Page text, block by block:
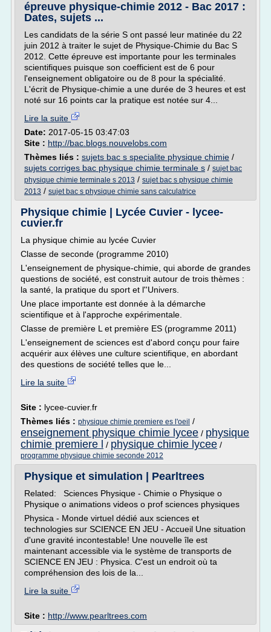
épreuve physique-chimie 2012 - Bac 2017 :
Dates, sujets ...
Les candidats de la série S ont passé leur matinée du 22
juin 2012 à traiter le sujet de Physique-Chimie du Bac S
2012. Cette épreuve est importante pour les terminales
scientifiques puisque son coefficient est de 6 pour
l'enseignement obligatoire ou de 8 pour la spécialité.
L'écrit de Physique-chimie a une durée de 3 heures et est
noté sur 16 points car la pratique est notée sur 4...
Lire la suite
Date: 2017-05-15 03:47:03
Site : http://bac.blogs.nouvelobs.com
Thèmes liés : sujets bac s specialite physique chimie /
sujets corriges bac physique chimie terminale s / sujet bac
physique chimie terminale s 2013 / sujet bac s physique chimie
2013 / sujet bac s physique chimie sans calculatrice
Physique chimie | Lycée Cuvier - lycee-
cuvier.fr
La physique chimie au lycée Cuvier
Classe de seconde (programme 2010)
L'enseignement de physique-chimie, qui aborde de grandes
questions de société, est construit autour de trois thèmes :
la santé, la pratique du sport et l''Univers.
Une place importante est donnée à la démarche
scientifique et à l'approche expérimentale.
Classe de première L et première ES (programme 2011)
L'enseignement de sciences est d'abord conçu pour faire
acquérir aux élèves une culture scientifique, en abordant
des questions de société telles que le...
Lire la suite
Site : lycee-cuvier.fr
Thèmes liés : physique chimie premiere es l'oeil /
enseignement physique chimie lycee / physique
chimie premiere l
/ physique chimie lycee /
programme physique chimie seconde 2012
Physique et simulation | Pearltrees
Related: Sciences Physique - Chimie o Physique o
Physique o animations videos o prof sciences physiques
Physica - Monde virtuel dédié aux sciences et
technologies sur SCIENCE EN JEU - Accueil Une situation
d'une gravité incontestable! Une nouvelle île est
maintenant accessible via le système de transports de
SCIENCE EN JEU : Physica. C'est un endroit où ta
compréhension des lois de la...
Lire la suite
Site : http://www.pearltrees.com